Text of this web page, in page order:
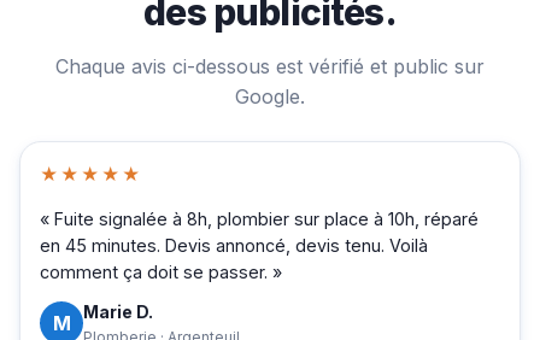
des publicités.
Chaque avis ci-dessous est vérifié et public sur
Google.
★★★★★
« Fuite signalée à 8h, plombier sur place à 10h, réparé
en 45 minutes. Devis annoncé, devis tenu. Voilà
comment ça doit se passer. »
M Marie D.
Plomberie · Argenteuil